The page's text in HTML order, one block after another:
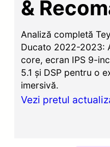
&
Analiză completă
Ducato 2022-2023:
core, ecran IPS 9-
5.1 și DSP pentru o
imersivă.
Vezi pretul